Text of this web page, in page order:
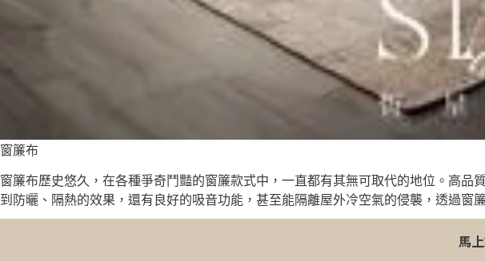
窗簾布
窗簾布歷史悠久，在各種爭奇鬥豔的窗簾款式中，一直都有其無可取代的地位。高
到防曬、隔熱的效果，還有良好的吸音功能，甚至能隔離屋外冷空氣的侵襲，透過窗
馬